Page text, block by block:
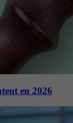
en 2026